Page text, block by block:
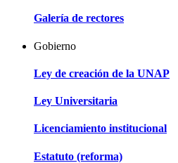
Galería de rectores
Gobierno
Ley de creación de la UNAP
Ley Universitaria
Licenciamiento institucional
Estatuto (reforma)